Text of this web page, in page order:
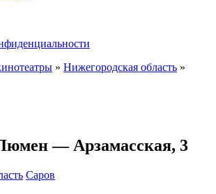
» Нижегородская область »
— Арзамасская, 3
Саров